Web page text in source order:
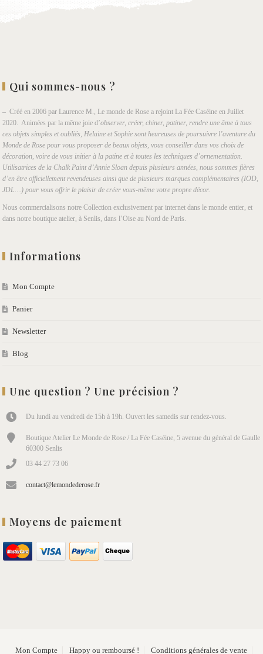
Qui sommes-nous ?
– Créé en 2006 par Laurence M., Le monde de Rose a rejoint La Fée Caséine en Juillet
2020. Animées par la même joie d’observer, créer, chiner, patiner, rendre une âme à tous
ces objets simples et oubliés, Helaine et Sophie sont heureuses de poursuivre l’aventure du
Monde de Rose pour vous proposer de beaux objets, vous conseiller dans vos choix de
décoration, voire de vous initier à la patine et à toutes les techniques d’ornementation.
Utilisatrices de la Chalk Paint d’Annie Sloan depuis plusieurs années, nous sommes fières
d’en être officiellement revendeuses ainsi que de plusieurs marques complémentaires (IOD,
JDL…) pour vous offrir le plaisir de créer vous-même votre propre décor.
Nous commercialisons notre Collection exclusivement par internet dans le monde entier, et
dans notre boutique atelier, à Senlis, dans l’Oise au Nord de Paris.
Informations
Mon Compte
Panier
Newsletter
Blog
Une question ? Une précision ?
Du lundi au vendredi de 15h à 19h. Ouvert les samedis sur rendez-vous.
Boutique Atelier Le Monde de Rose / La Fée Caséine, 5 avenue du général de Gaulle
60300 Senlis
03 44 27 73 06
contact@lemondederose.fr
Moyens de paiement
Mon Compte Happy ou remboursé ! Conditions générales de vente